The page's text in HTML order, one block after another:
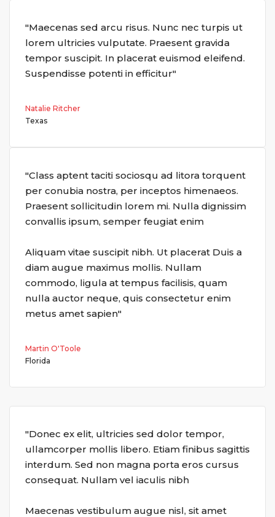
"Maecenas sed arcu risus. Nunc nec turpis ut
lorem ultricies vulputate. Praesent gravida
tempor suscipit. In placerat euismod eleifend.
Suspendisse potenti in efficitur"
Natalie Ritcher
Texas
"Class aptent taciti sociosqu ad litora torquent
per conubia nostra, per inceptos himenaeos.
Praesent sollicitudin lorem mi. Nulla dignissim
convallis ipsum, semper feugiat enim
Aliquam vitae suscipit nibh. Ut placerat Duis a
diam augue maximus mollis. Nullam
commodo, ligula at tempus facilisis, quam
nulla auctor neque, quis consectetur enim
metus amet sapien"
Martin O'Toole
Florida
"Donec ex elit, ultricies sed dolor tempor,
ullamcorper mollis libero. Etiam finibus sagittis
interdum. Sed non magna porta eros cursus
consequat. Nullam vel iaculis nibh
Maecenas vestibulum augue nisl, sit amet